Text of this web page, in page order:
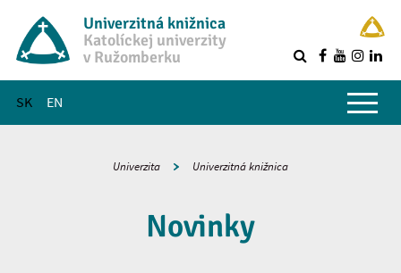
Univerzitná knižnica
Katolíckej univerzity
v Ružomberku
SK EN
Hlavné menu
Univerzita Univerzitná knižnica
Novinky